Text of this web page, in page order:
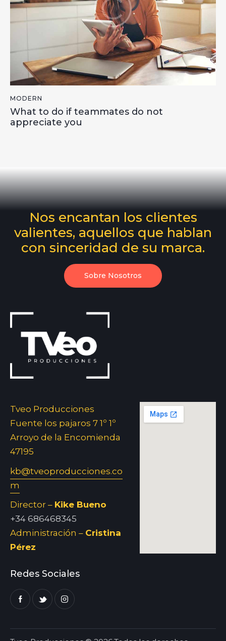
MODERN
What to do if teammates do not
appreciate you
Nos encantan los clientes
valientes, aquellos que hablan
con sinceridad de su marca.
Sobre Nosotros
Tveo Producciones
Fuente los pajaros 7 1º 1º
Arroyo de la Encomienda
47195
kb@tveoproducciones.co
m
Director – Kike Bueno
+34 686468345
Administración – Cristina
Pérez
Redes Sociales